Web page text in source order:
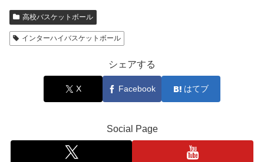
高校バスケットボール
インターハイバスケットボール
シェアする
X Facebook はてブ
Social Page